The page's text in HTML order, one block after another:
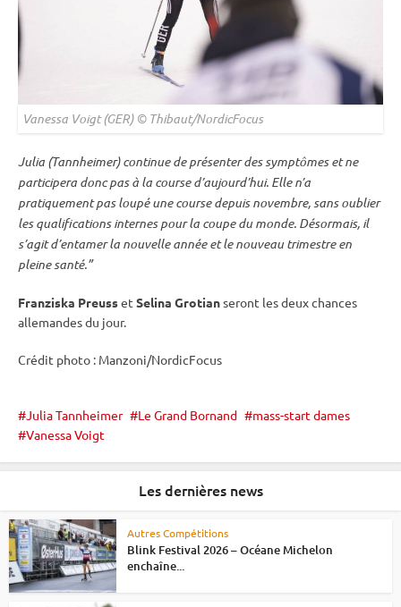
Vanessa Voigt (GER) © Thibaut/NordicFocus
Julia (Tannheimer) continue de présenter des symptômes et ne
participera donc pas à la course d’aujourd’hui. Elle n’a
pratiquement pas loupé une course depuis novembre, sans oublier
les qualifications internes pour la coupe du monde. Désormais, il
s’agit d’entamer la nouvelle année et le nouveau trimestre en
pleine santé.”
Franziska Preusset Selina Grotianseront les deux chances
allemandes du jour.
Crédit photo : Manzoni/NordicFocus
Julia Tannheimer Le Grand Bornand
mass-start dames
Vanessa Voigt
Les dernières news
Autres Compétitions
Blink Festival 2026 – Océane Michelon
enchaîne...